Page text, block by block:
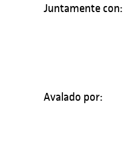
Juntamente con:
Avalado por: